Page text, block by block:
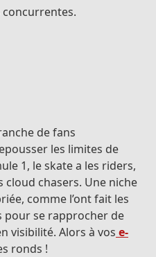
concurrentes.
de fans
les limites de
1, le skate a les riders,
cloud chasers. Une niche
comme l’ont fait les
pour se rapprocher de
visibilité. Alors à vos e-
ronds !